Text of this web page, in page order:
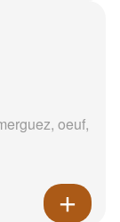
oeuf,